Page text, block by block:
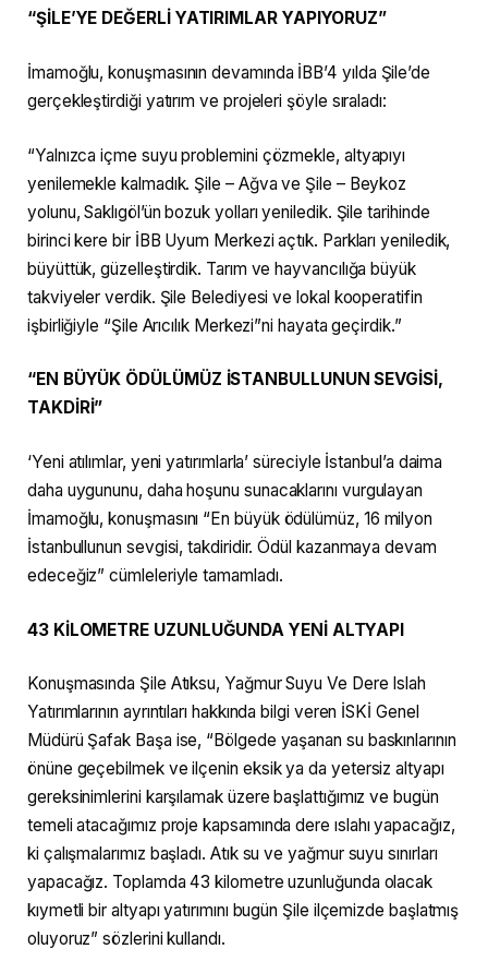
“ŞİLE’YE DEĞERLİ YATIRIMLAR YAPIYORUZ”
İmamoğlu, konuşmasının devamında İBB’4 yılda Şile’de
gerçekleştirdiği yatırım ve projeleri şöyle sıraladı:
“Yalnızca içme suyu problemini çözmekle, altyapıyı
yenilemekle kalmadık. Şile – Ağva ve Şile – Beykoz
yolunu, Saklıgöl’ün bozuk yolları yeniledik. Şile tarihinde
birinci kere bir İBB Uyum Merkezi açtık. Parkları yeniledik,
büyüttük, güzelleştirdik. Tarım ve hayvancılığa büyük
takviyeler verdik. Şile Belediyesi ve lokal kooperatifin
işbirliğiyle “Şile Arıcılık Merkezi”ni hayata geçirdik.”
“EN BÜYÜK ÖDÜLÜMÜZ İSTANBULLUNUN SEVGİSİ,
TAKDİRİ”
‘Yeni atılımlar, yeni yatırımlarla’ süreciyle İstanbul’a daima
daha uygununu, daha hoşunu sunacaklarını vurgulayan
İmamoğlu, konuşmasını “En büyük ödülümüz, 16 milyon
İstanbullunun sevgisi, takdiridir. Ödül kazanmaya devam
edeceğiz” cümleleriyle tamamladı.
43 KİLOMETRE UZUNLUĞUNDA YENİ ALTYAPI
Konuşmasında Şile Atıksu, Yağmur Suyu Ve Dere Islah
Yatırımlarının ayrıntıları hakkında bilgi veren İSKİ Genel
Müdürü Şafak Başa ise, “Bölgede yaşanan su baskınlarının
önüne geçebilmek ve ilçenin eksik ya da yetersiz altyapı
gereksinimlerini karşılamak üzere başlattığımız ve bugün
temeli atacağımız proje kapsamında dere ıslahı yapacağız,
ki çalışmalarımız başladı. Atık su ve yağmur suyu sınırları
yapacağız. Toplamda 43 kilometre uzunluğunda olacak
kıymetli bir altyapı yatırımını bugün Şile ilçemizde başlatmış
oluyoruz” sözlerini kullandı.